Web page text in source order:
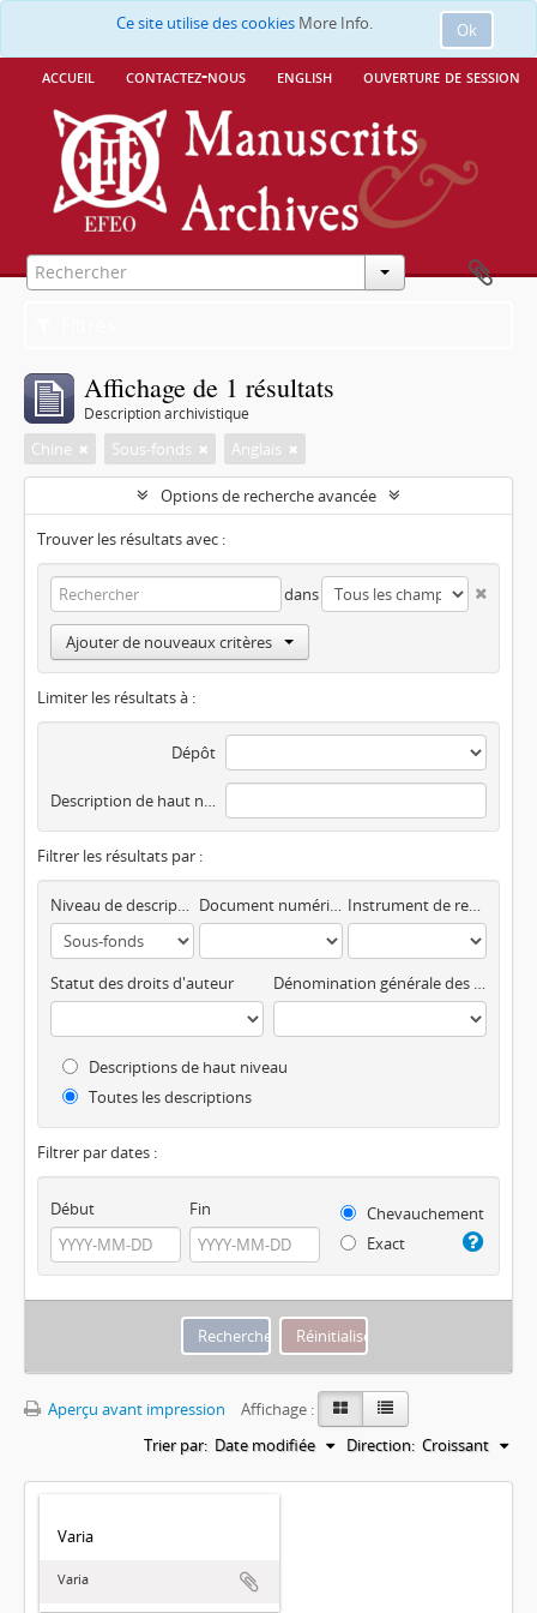
Ok
Ce site utilise des cookies More Info.
accueil contactez-nous english ouverture de session
Affichage de 1 résultats
Description archivistique
Chine Sous-fonds Anglais
Options de recherche avancée
Trouver les résultats avec :
dans
Ajouter de nouveaux critères
Limiter les résultats à :
Dépôt
Description de haut niveau
Filtrer les résultats par :
Niveau de description Document numérisé disponible Instrument de recherche
Statut des droits d'auteur Dénomination générale des documents
Descriptions de haut niveau
Toutes les descriptions
Filtrer par dates :
Début Fin
Chevauchement
Exact
Aperçu avant impression
Affichage :
Trier par: Date modifiée Direction: Croissant
Varia
Varia